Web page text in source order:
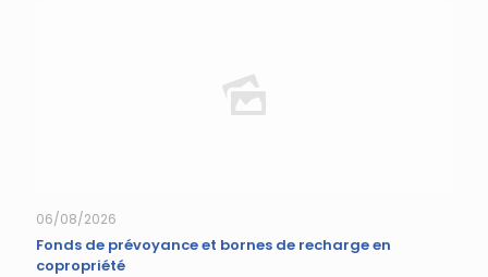
06/08/2026
Fonds de prévoyance et bornes de recharge en
copropriété